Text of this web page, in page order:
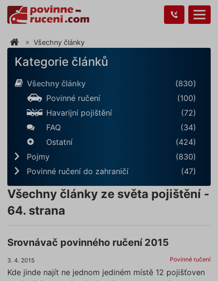
Všechny články
Kategorie článků
Všechny články
(830)
Povinné ručení
(100)
Havarijní pojištění
(72)
FAQ
(34)
Ostatní
(424)
Pojmy
(830)
Povinné ručení do zahraničí
(47)
Všechny články ze světa pojištění -
64. strana
Srovnávač povinného ručení 2015
3. 4. 2015 Povinné ručení
Kde jinde najít ne jednom jediném místě 12 pojišťoven